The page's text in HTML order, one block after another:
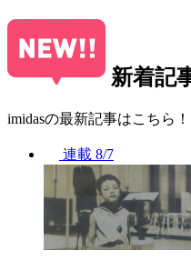
新着記
imidasの最新記事はこちら！
連載 8/7